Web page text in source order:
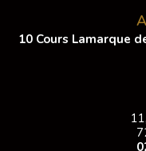
10 Cours Lamarque